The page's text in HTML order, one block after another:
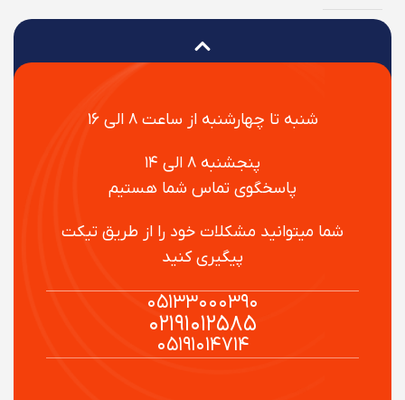
شنبه تا چهارشنبه از ساعت ۸ الی ۱۶
پنجشنبه ۸ الی ۱۴
پاسخگوی تماس شما هستیم
شما میتوانید مشکلات خود را از طریق تیکت
پیگیری کنید
۰۵۱۳۳۰۰۰۳۹۰
۰۲۱۹۱۰۱۲۵۸۵
۰۵۱۹۱۰۱۴۷۱۴